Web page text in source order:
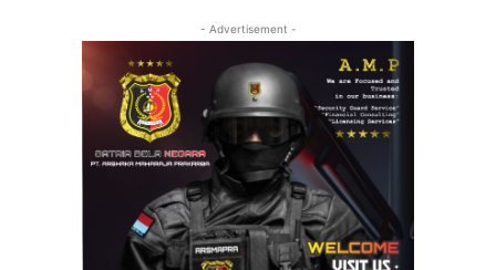
- Advertisement -